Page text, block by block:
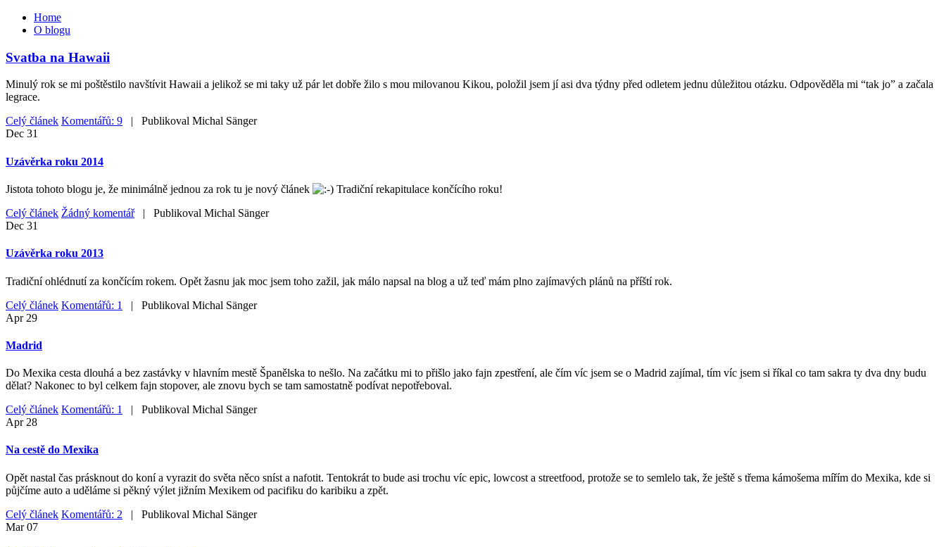
Home
O blogu
Svatba na Hawaii
Minulý rok se mi poštěstilo navštívit Hawaii a jelikož se mi taky už pár let dobře žilo s mou milovanou Kikou, položil jsem jí asi dva týdny před odletem jednu důležitou otázku. Odpověděla mi “tak jo” a začala
legrace.
Celý článek Komentářů: 9 | Publikoval Michal Sänger
Dec 31
Uzávěrka roku 2014
Jistota tohoto blogu je, že minimálně jednou za rok tu je nový článek
Tradiční rekapitulace končícího roku!
Celý článek Žádný komentář| Publikoval Michal Sänger
Dec 31
Uzávěrka roku 2013
Tradiční ohlédnutí za končícím rokem. Opět žasnu jak moc jsem toho zažil, jak málo napsal na blog a už teď mám plno zajímavých plánů na příští rok.
Celý článek Komentářů: 1 | Publikoval Michal Sänger
Apr 29
Madrid
Do Mexika cesta dlouhá a bez zastávky v hlavním mestě Španělska to nešlo. Na začátku mi to přišlo jako fajn zpestření, ale čím víc jsem se o Madrid zajímal, tím víc jsem si říkal co tam sakra ty dva dny budu
dělat? Nakonec to byl celkem fajn stopover, ale znovu bych se tam samostatně podívat nepotřeboval.
Celý článek Komentářů: 1 | Publikoval Michal Sänger
Apr 28
Na cestě do Mexika
Opět nastal čas prásknout do koní a vyrazit do světa něco sníst a nafotit. Tentokrát to bude asi trochu víc epic, lowcost a streetfood, protože se to semlelo tak, že ještě s třema kámošema mířím do Mexika, kde si
půjčíme auto a uděláme si pěkný výlet jižním Mexikem od pacifiku do karibiku a zpět.
Celý článek Komentářů: 2 | Publikoval Michal Sänger
Mar07